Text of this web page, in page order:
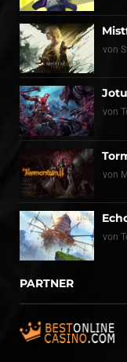
von
von
von
von
PARTNER